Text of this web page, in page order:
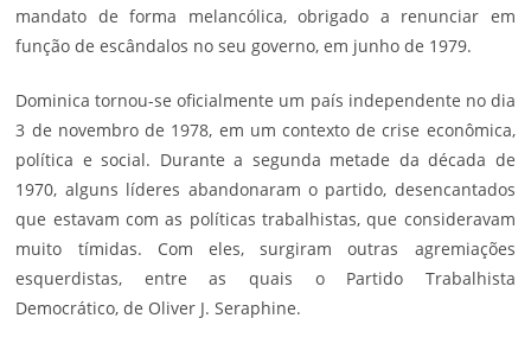
mandato de forma melancólica, obrigado a renunciar em
função de escândalos no seu governo, em junho de 1979.
Dominica tornou-se oficialmente um país independente no dia
3 de novembro de 1978, em um contexto de crise econômica,
política e social. Durante a segunda metade da década de
1970, alguns líderes abandonaram o partido, desencantados
que estavam com as políticas trabalhistas, que consideravam
muito tímidas. Com eles, surgiram outras agremiações
esquerdistas, entre as quais o Partido Trabalhista
Democrático, de Oliver J. Seraphine.